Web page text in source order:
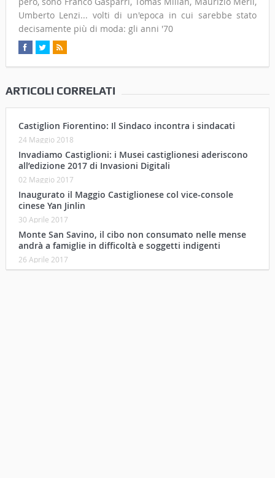
Umberto Lenzi... volti di un'epoca in cui sarebbe stato
decisamente più di moda: gli anni '70
ARTICOLI CORRELATI
Castiglion Fiorentino: Il Sindaco incontra i sindacati
24 Maggio 2018
Invadiamo Castiglioni: i Musei castiglionesi aderiscono
all’edizione 2017 di Invasioni Digitali
02 Maggio 2017
Inaugurato il Maggio Castiglionese col vice-console
cinese Yan Jinlin
30 Aprile 2017
Monte San Savino, il cibo non consumato nelle mense
andrà a famiglie in difficoltà e soggetti indigenti
26 Aprile 2017